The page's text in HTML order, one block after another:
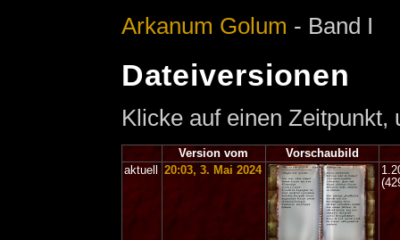
Arkanum Golum - Band I
Dateiversionen
Klicke auf einen
Version vom
Vorschaubild
aktuell
20:03, 3. Mai 2024